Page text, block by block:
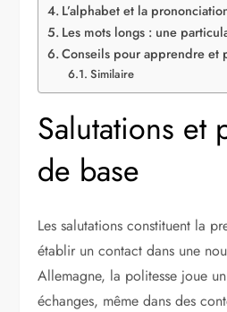
L’alphabet et la
Les mots longs : une
Conseils pour apprendre et
Similaire
Salutations et
de base
Les salutations constituent la
établir un contact dans une
Allemagne, la politesse joue
échanges, même dans des